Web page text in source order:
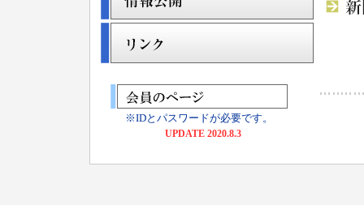
※IDとパスワードが必要です。
UPDATE 2020.8.3